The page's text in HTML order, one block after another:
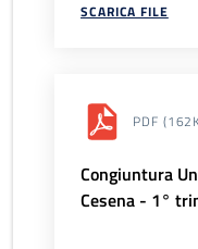
SCARICA FILE
PDF
Congiuntura
Cesena - 1°